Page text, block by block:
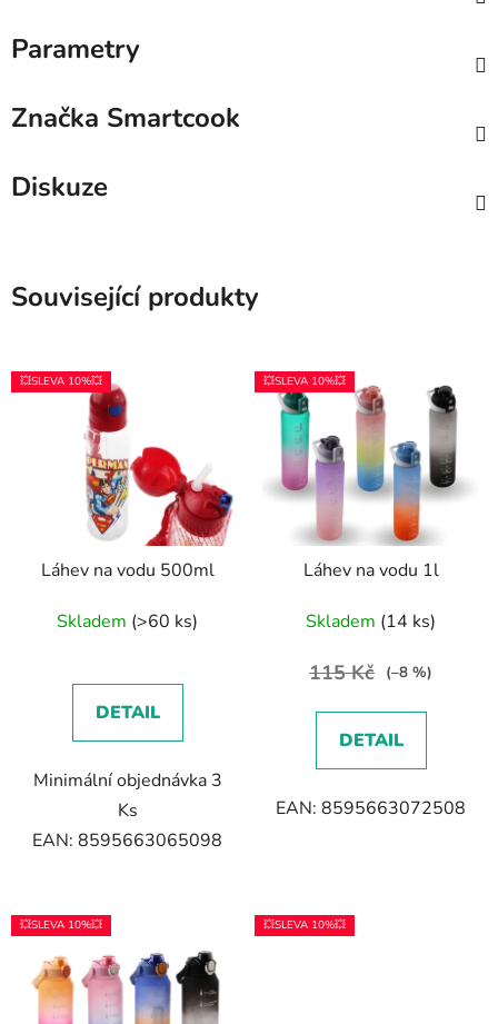
Parametry
Značka Smartcook
Diskuze
Související produkty
💥SLEVA 10%💥
Láhev na vodu 500ml
Skladem (>60 ks)
DETAIL
Minimální objednávka 3
Ks
EAN: 8595663065098
💥SLEVA 10%💥
Láhev na vodu 1l
Skladem (14 ks)
115 Kč (–8 %)
DETAIL
EAN: 8595663072508
💥SLEVA 10%💥 💥SLEVA 10%💥